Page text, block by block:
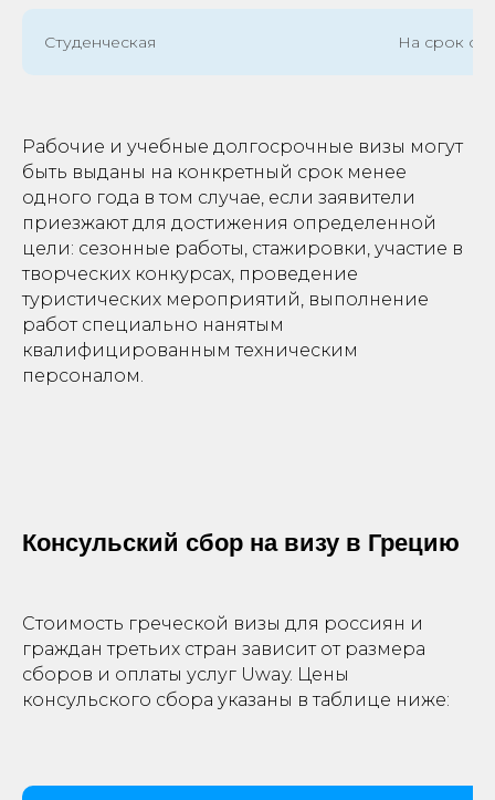
Студенческая На срок
Рабочие и учебные долгосрочные визы могут
быть выданы на конкретный срок менее
одного года в том случае, если заявители
приезжают для достижения определенной
цели: сезонные работы, стажировки, участие в
творческих конкурсах, проведение
туристических мероприятий, выполнение
работ специально нанятым
квалифицированным техническим
персоналом.
Консульский сбор на визу в Грецию
Стоимость греческой визы для россиян и
граждан третьих стран зависит от размера
сборов и оплаты услуг Uway. Цены
консульского сбора указаны в таблице ниже: